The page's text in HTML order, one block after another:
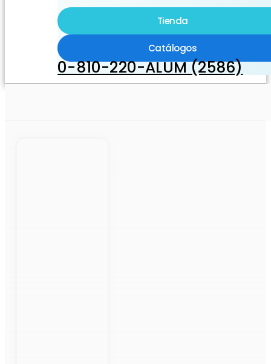
Tienda
Catálogos
0-810-220-ALUM (2586)